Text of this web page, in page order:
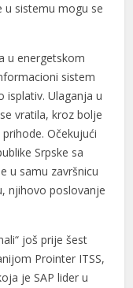
u sistemu mogu se
u energetskom
sistem
isplativ. Ulaganja u
vratila, kroz bolje
Očekujući
Srpske sa
u samu završnicu
njihovo poslovanje
još prije šest
Prointer ITSS,
je SAP lider u